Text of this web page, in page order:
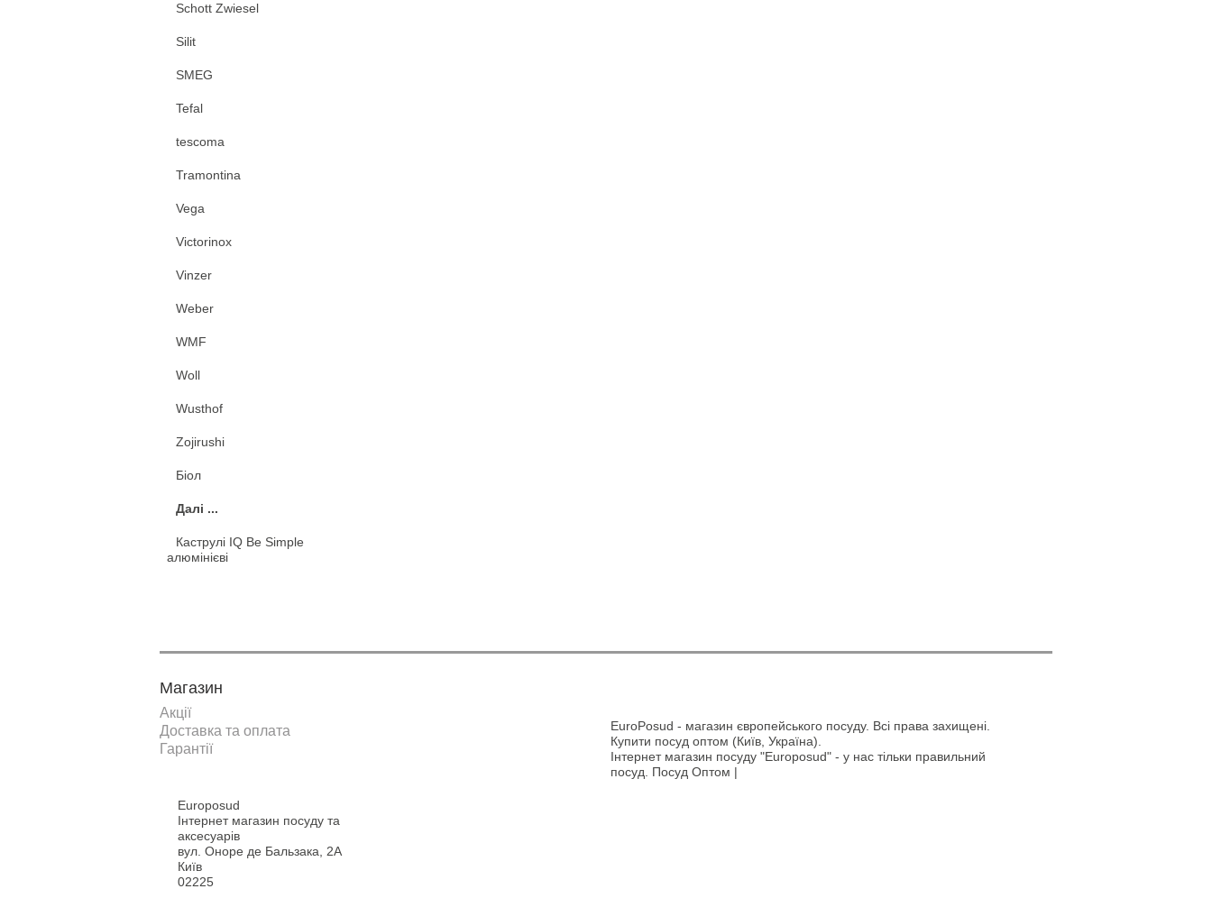
Schott Zwiesel
Silit
SMEG
Tefal
tescoma
Tramontina
Vega
Victorinox
Vinzer
Weber
WMF
Woll
Wusthof
Zojirushi
Біол
Далі ...
Каструлі IQ Be Simple
алюмінієві
Магазин
Акції
Доставка та оплата
Гарантії
EuroPosud - магазин європейського посуду. Всі права захищені.
Купити посуд оптом (Київ, Україна).
Інтернет магазин посуду "Europosud" - у нас тільки правильний
посуд. Посуд Оптом |
Europosud
Інтернет магазин посуду та
аксесуарів
вул. Оноре де Бальзака, 2А
Київ
02225